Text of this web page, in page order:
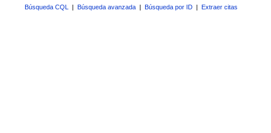
Búsqueda CQL | Búsqueda avanzada | Búsqueda por ID | Extraer citas